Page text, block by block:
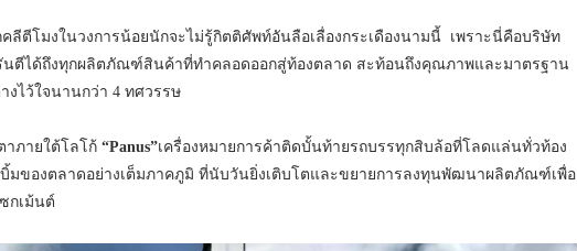
ลีตีโมงในวงการน้อยนักจะไม่รู้กิตติศัพท์อันลือเลื่องกระเดืองนามนี้ เพราะนี่คือบริษัท
ตีได้ถึงทุกผลิตภัณฑ์สินค้าที่ทำคลอดออกสู่ท้องตลาด สะท้อนถึงคุณภาพและมาตรฐาน
งไว้ใจนานกว่า 4 ทศวรรษ
ภายใต้โลโก้ “Panus”เครื่องหมายการค้าติดบั้นท้ายรถบรรทุกสิบล้อที่โลดแล่นทั่วท้อง
บิ้มของตลาดอย่างเต็มภาคภูมิ ที่นับวันยิ่งเติบโตและขยายการลงทุนพัฒนาผลิตภัณฑ์เพื่อ
กเม้นต์